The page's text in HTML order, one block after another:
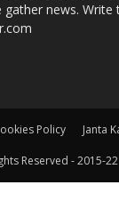
news. Write
Policy Janta
Reserved - 2015-22